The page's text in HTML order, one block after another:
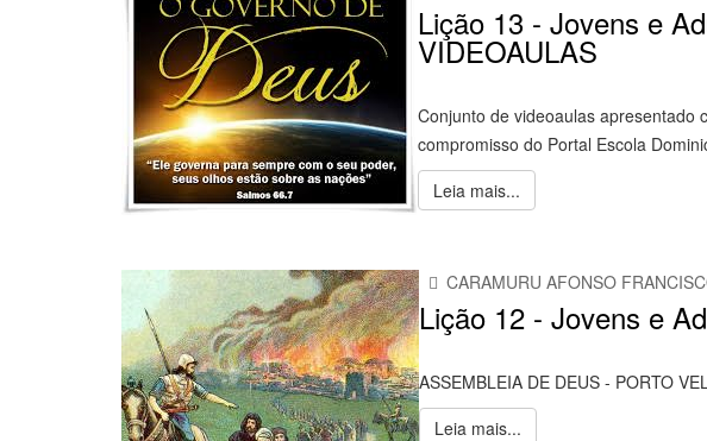
Lição 13 - Jovens e
VIDEOAULAS
Conjunto de videoaulas apresentado
compromisso do Portal Escola
Leia mais...
CARAMURU AFONSO
Lição 12 - Jovens e
ASSEMBLEIA DE DEUS - PORTO
Leia mais...